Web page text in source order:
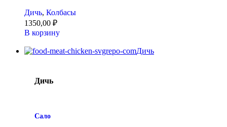
Дичь, Колбасы
1350,00 ₽
В корзину
Дичь
Дичь
Сало